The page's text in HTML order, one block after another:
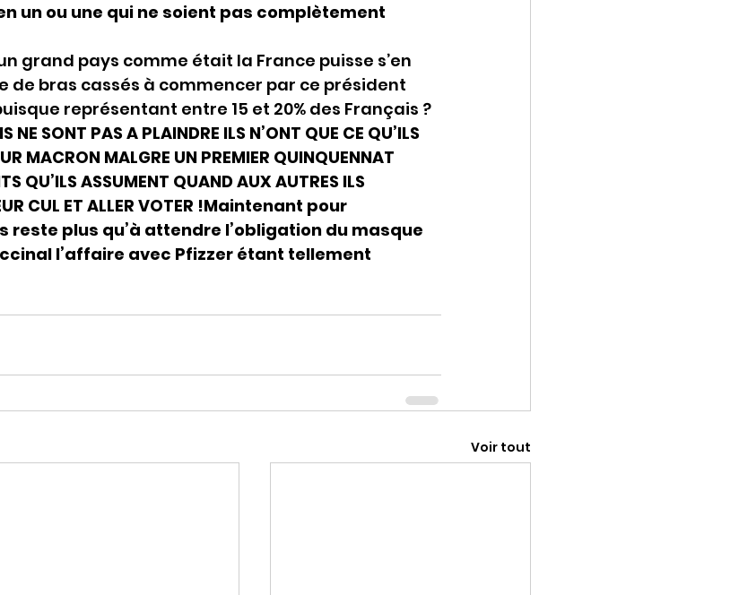
un ou une qui ne soient pas complètement
grand pays comme était la France puisse s’en
de bras cassés à commencer par ce président
représentant entre 15 et 20% des Français ?
NE SONT PAS A PLAINDRE ILS N’ONT QUE CE QU’ILS
MACRON MALGRE UN PREMIER QUINQUENNAT
QU’ILS ASSUMENT QUAND AUX AUTRES ILS
CUL ET ALLER VOTER !Maintenant pour
reste plus qu’à attendre l’obligation du masque
l’affaire avec Pfizzer étant tellement
Voir tout